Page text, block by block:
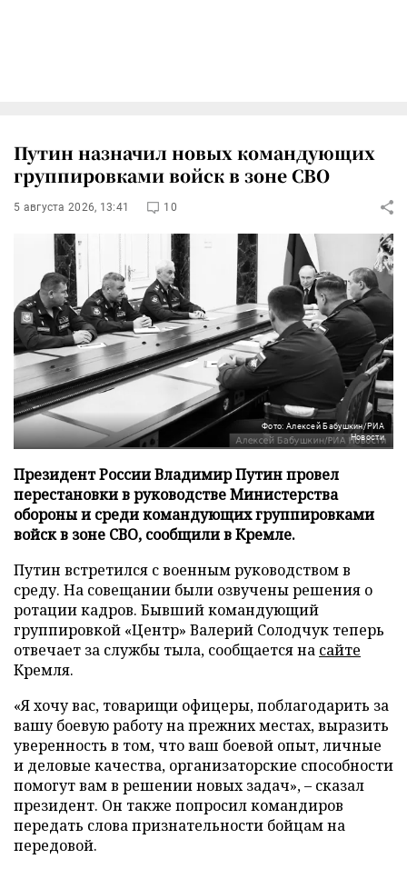
Путин назначил новых командующих
группировками войск в зоне СВО
5 августа 2026, 13:41 10
Фото: Алексей Бабушкин/РИА
Новости
Президент России Владимир Путин провел
перестановки в руководстве Министерства
обороны и среди командующих группировками
войск в зоне СВО, сообщили в Кремле.
Путин встретился с военным руководством в
среду. На совещании были озвучены решения о
ротации кадров. Бывший командующий
группировкой «Центр» Валерий Солодчук теперь
отвечает за службы тыла, сообщается на сайте
Кремля.
«Я хочу вас, товарищи офицеры, поблагодарить за
вашу боевую работу на прежних местах, выразить
уверенность в том, что ваш боевой опыт, личные
и деловые качества, организаторские способности
помогут вам в решении новых задач», – сказал
президент. Он также попросил командиров
передать слова признательности бойцам на
передовой.